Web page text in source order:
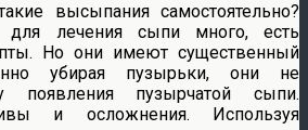
высыпания самостоятельно?
для лечения сыпи много, есть
Но они имеют существенный
убирая пузырьки, они не
появления пузырчатой сыпи.
и осложнения. Используя